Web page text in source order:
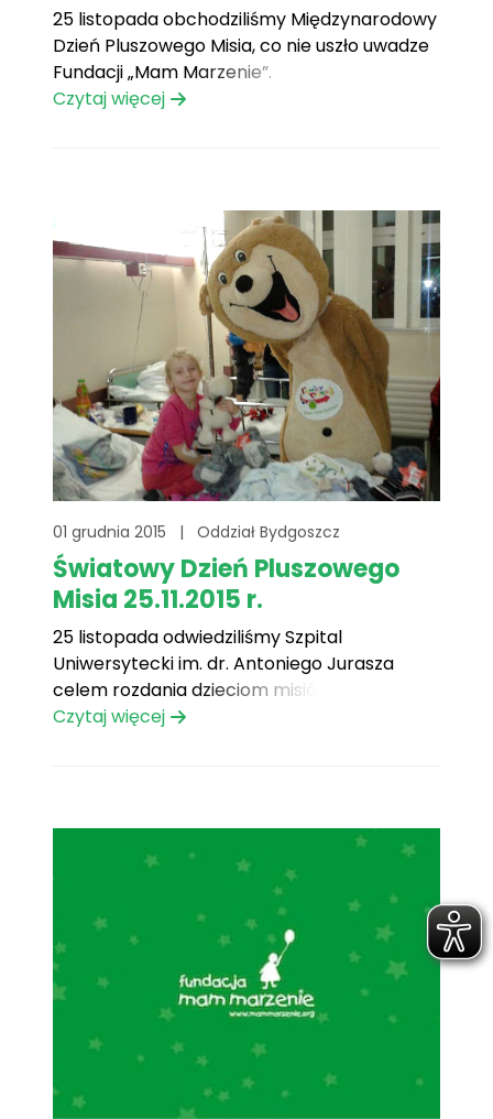
25 listopada obchodziliśmy Międzynarodowy
Dzień Pluszowego Misia, co nie uszło uwadze
Fundacji „Mam Marzenie”.
Czytaj więcej
01 grudnia 2015 | Oddział Bydgoszcz
Światowy Dzień Pluszowego
Misia 25.11.2015 r.
25 listopada odwiedziliśmy Szpital
Uniwersytecki im. dr. Antoniego Jurasza
celem rozdania dzieciom misiów i
akcesoriów do nauki.
Czytaj więcej